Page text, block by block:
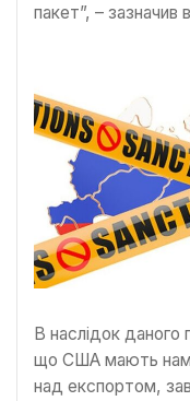
пакет”, – зазначив
В наслідок даного
що США мають
над експортом,